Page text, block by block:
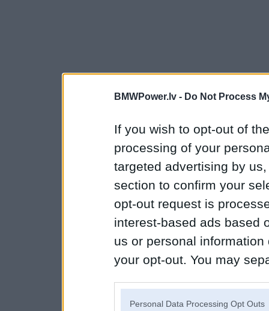
BMWPower.lv - Do Not Process
If you wish to opt-out of
processing of your
targeted advertising by
section to confirm your
opt-out request is
interest-based ads based
us or personal
your opt-out. You may
Personal Data Processing Opt Outs